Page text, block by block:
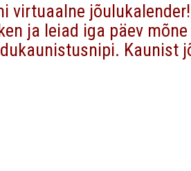
virtuaalne jõulukalender!
ja leiad iga päev
Kaunist